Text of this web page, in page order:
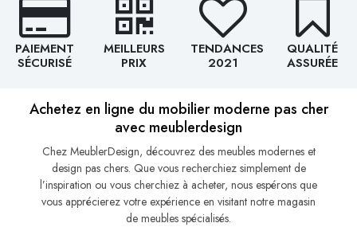
PAIEMENT
SÉCURISÉ
MEILLEURS
PRIX
TENDANCES
2021
QUALITÉ
ASSURÉE
Achetez en ligne du mobilier moderne pas cher
avec meublerdesign
Chez MeublerDesign, découvrez des meubles modernes et
design pas chers. Que vous recherchiez simplement de
l’inspiration ou vous cherchiez à acheter, nous espérons que
vous apprécierez votre expérience en visitant notre magasin
de meubles spécialisés.